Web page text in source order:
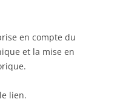
en compte du
et la mise en
lien.